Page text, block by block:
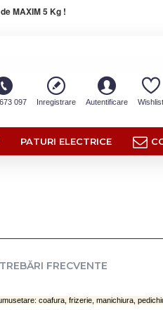
MAXIM 5 Kg !
097 Inregistrare Autentificare Wishlist
PATURI ELECTRICE
FRECVENTE
coafura, frizerie, manichiura,